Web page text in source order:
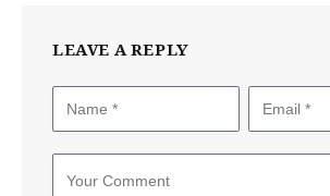
LEAVE A REPLY